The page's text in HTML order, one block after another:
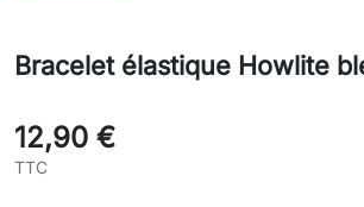
Bracelet élastique Howlite
12,90 €
TTC